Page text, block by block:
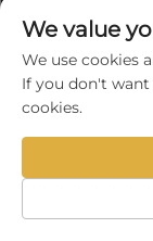
Шанхай,
We value
We use cookies
If you don't want
cookies.